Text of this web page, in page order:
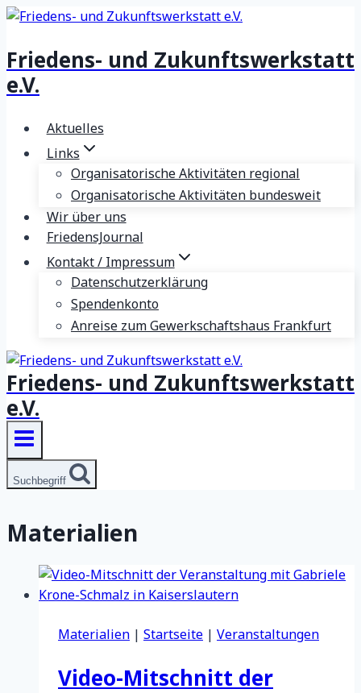
Zum
springen
Friedens- und Zukunftswerkstatt
e.V.
Aktuelles
Links
Organisatorische Aktivitäten regional
Organisatorische Aktivitäten bundesweit
Wir über uns
FriedensJournal
Kontakt / Impressum
Datenschutzerklärung
Spendenkonto
Anreise zum Gewerkschaftshaus Frankfurt
Friedens- und Zukunftswerkstatt
e.V.
Suchbegriff
Materialien
Materialien | Startseite | Veranstaltungen
Video-Mitschnitt der